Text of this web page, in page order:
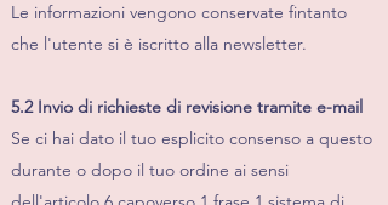
Le informazioni vengono conservate fintanto
che l'utente si è iscritto alla newsletter.
5.2 Invio di richieste di revisione tramite e-mail
Se ci hai dato il tuo esplicito consenso a questo
durante o dopo il tuo ordine ai sensi